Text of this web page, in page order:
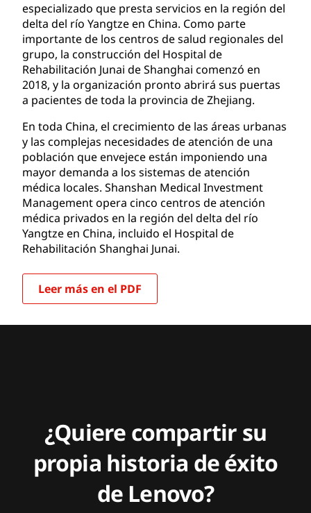
especializado que presta servicios en la región del
delta del río Yangtze en China. Como parte
importante de los centros de salud regionales del
grupo, la construcción del Hospital de
Rehabilitación Junai de Shanghai comenzó en
2018, y la organización pronto abrirá sus puertas
a pacientes de toda la provincia de Zhejiang.
En toda China, el crecimiento de las áreas urbanas
y las complejas necesidades de atención de una
población que envejece están imponiendo una
mayor demanda a los sistemas de atención
médica locales. Shanshan Medical Investment
Management opera cinco centros de atención
médica privados en la región del delta del río
Yangtze en China, incluido el Hospital de
Rehabilitación Shanghai Junai.
Leer más en el PDF
¿Quiere compartir su
propia historia de éxito
de Lenovo?